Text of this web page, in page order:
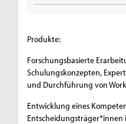
Produkte:
Forschungsbasierte
Schulungskonzepten,
und Durchführung von
Entwicklung eines